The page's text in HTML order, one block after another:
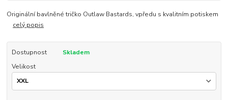
Originální bavlněné tričko Outlaw Bastards, vpředu s kvalitním potiskem
celý popis
Dostupnost
Skladem
Velikost